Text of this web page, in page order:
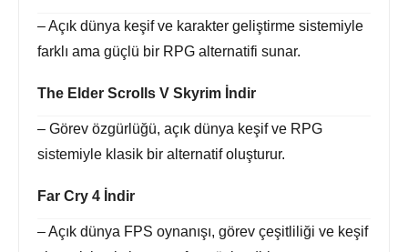
– Açık dünya keşif ve karakter geliştirme sistemiyle
farklı ama güçlü bir RPG alternatifi sunar.
The Elder Scrolls V Skyrim İndir
– Görev özgürlüğü, açık dünya keşif ve RPG
sistemiyle klasik bir alternatif oluşturur.
Far Cry 4 İndir
– Açık dünya FPS oynanışı, görev çeşitliliği ve keşif